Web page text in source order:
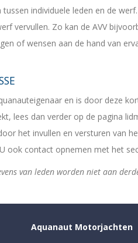
tussen individuele leden en de
vervullen. Zo kan de AVV
of wensen aan de hand van
en is door deze
lees dan verder op de pagina
het invullen en versturen van
ook contact opnemen met het
van leden worden niet aan
Aquanaut Motorjachten